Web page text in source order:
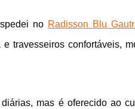
no Radisson Blu
travesseiros confortáveis,
mas é oferecido ao